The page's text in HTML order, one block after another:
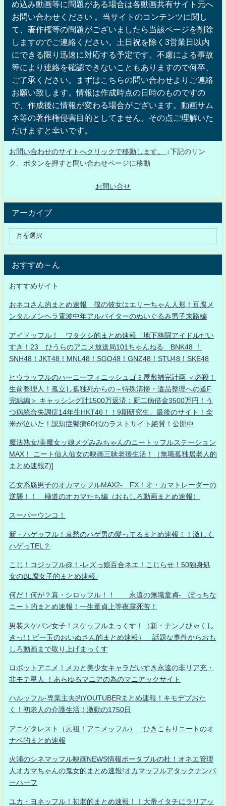
め込み動画等に問題がある場合は各動画共有サイト元へ
お問い合わせください 。当サイトのコンテンツに関し
て、著作権等の問題がございましたら当該ページを削除
しますのでご連絡ください。土日祝を除く3営業日以内
にできる限り迅速に対応する予定です。不慮による事故
等により連絡を確認できないこともありますので何卒、
ご了承ください。まずはこちらの問い合わせよりご連絡
お願い致します。情報は作成時点の日時のものですの
で、作成後に情報が変わる場合がございます。動画サム
ネ等の著作権侵害目的としてません。その点ご理解いた
だけますと幸いです。
お問い合わせのサイトへクリックで移動します。
↓下記のリン
ク、ボタンを押すと問い合わせページに移動
お問い合せ
アーカイブ
おすすめ～ん
おすすめサイト
おネコさん的まとめ速報 僕の彼女はエリーちゃん人形！豆腐メ
ンタルメンヘラ電波中年アルバイターのぬいぐるみ男子末路編
アイドッフル！ ワタクシ的まとめ速報 地下格闘アイドルだい
すき！23 ひうらのアニメ放送局101ちゃんねる BNK48 ！
SNH48！JKT48！MNL48！SGO48！GNZ48！STU48！SKE48
ヒウラッフルのハーニーフィニッシュゴミ屋敷補完計画 ＜必殺！
生前整理人！孤立し孤独死からの～特殊清掃・遺品整理への道F
完結編＞ キャッシング計1500万返済：厨二病借金3500万円！う
つ病統合失調症14年生HKT46！！9期研究生、最後のサイト！全
米が泣いた！認知症鬱病60代のラストサイト絶賛！公開中
魔法熟女/美魔女ッ娘メグみみちゃんのニートッフルステーション
MAX！ ニート仙人仙女の映画三昧老後生活！（無職孤独居老人的
まとめ速報Z)]
乙女系腐男子のオカマッフルMAX2- FX！オ・カマトレーダーの
逆襲！！ 極道のオカマたち編（おもしろ動画まとめ速報）
スーパーウンコ！
新・ハゲッフル！哀愁のハゲ男の髪ってるまとめ速報！！激しく
ハゲっTEL？
こじ！コジッフル@！-レズっ娘百合ネエ！こじらせ！50独身処
女のBL腐女子的まとめ速報-
何だ！何が？真・シロッフル！！ 永遠の無職童貞- ぼっちな
ニート的まとめ速報！一生童貞上等夜露死苦！
男装スケバン女子！スケッフルまっくす！（新・ナンノひゃくし
きっ!！ビー玉のおいぬさん的まとめ速報） 話題な事件からおも
しろ動画まで取り上げまっくす
ロボットアニメ！メカと美少女キャラだいすき永遠の非リア充・
非モテ星人 ！あらゆるマニアの為のマニアックサイト
ハルッフル-専業主夫的YOUTUBERまとめ速報！キモデブおた
く！初老人の介護生活！激動の1750日
アニゲタレスト（元祖！アニメッフル） ひきこもりニートのオ
ナベ的まとめ速報
火浦のシネマッフル映画NEWS情報ポータブルの杜！オネエ管理
人オカマちゃんの鬼女的まとめ速報!オカマッフルアタックナンバ
ーハーフ
ユカ・ヨネッフル！初老的まとめ速報！！大帝イタチにラリアッ